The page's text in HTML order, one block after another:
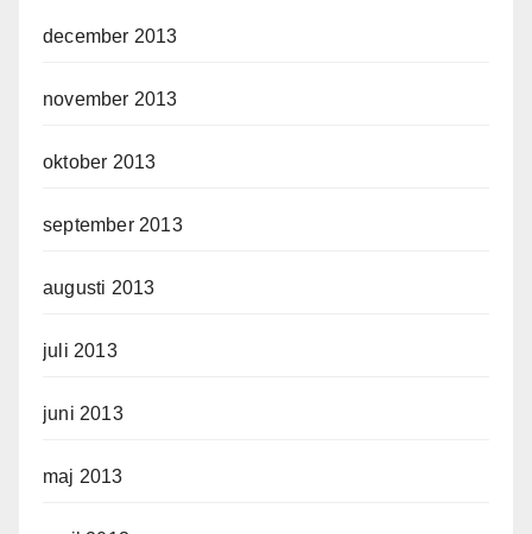
december 2013
november 2013
oktober 2013
september 2013
augusti 2013
juli 2013
juni 2013
maj 2013